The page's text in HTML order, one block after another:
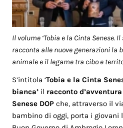
Il volume ‘Tobia e la Cinta Senese.
racconta alle nuove generazioni la
animale e il legame tra cibo e
S’intitola ‘Tobia e la Cinta
bianca’ il racconto d’avventura
Senese DOPche, attraverso il
bambino di oggi, porta i giovani